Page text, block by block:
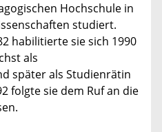
Hochschule in
studiert.
habilitierte sie sich 1990
als
später als Studienrätin
folgte sie dem Ruf an die